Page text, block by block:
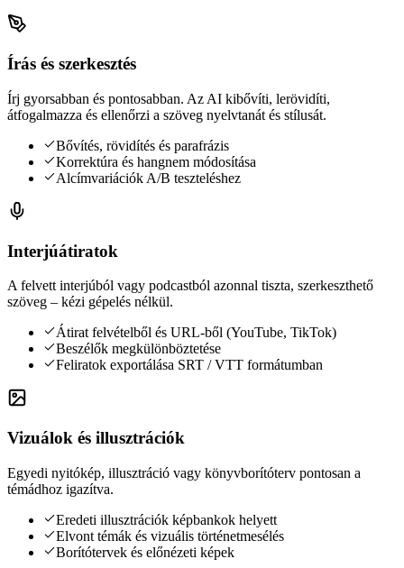
Írás és szerkesztés
Írj gyorsabban és pontosabban. Az AI kibővíti, lerövidíti,
átfogalmazza és ellenőrzi a szöveg nyelvtanát és stílusát.
Bővítés, rövidítés és parafrázis
Korrektúra és hangnem módosítása
Alcímvariációk A/B teszteléshez
Interjúátiratok
A felvett interjúból vagy podcastból azonnal tiszta, szerkeszthető
szöveg – kézi gépelés nélkül.
Átirat felvételből és URL-ből (YouTube, TikTok)
Beszélők megkülönböztetése
Feliratok exportálása SRT / VTT formátumban
Vizuálok és illusztrációk
Egyedi nyitókép, illusztráció vagy könyvborítóterv pontosan a
témádhoz igazítva.
Eredeti illusztrációk képbankok helyett
Elvont témák és vizuális történetmesélés
Borítótervek és előnézeti képek